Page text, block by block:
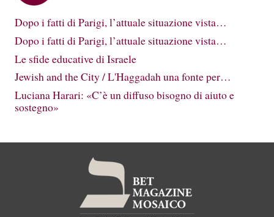
Dopo i fatti di Parigi, l’attuale situazione vista…
Dopo i fatti di Parigi, l’attuale situazione vista…
Le sfide educative di Israele
Jewish and the City / L'Haggadah una fonte per…
Luciana Harari: «C’è un diffuso bisogno di aiuto e
sostegno»